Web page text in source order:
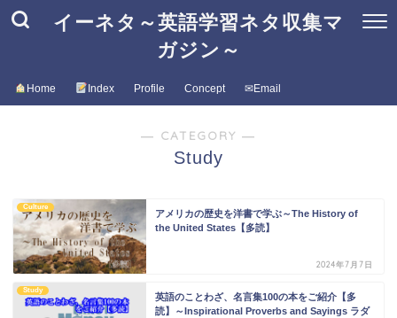
イーネタ～英語学習ネタ収集マ
ガジン～
Home Index Profile Concept ✉Email
― CATEGORY ―
Study
Culture
アメリカの歴史を洋書で学ぶ～The History of
the United States【多読】
2024年7月7日
Study
英語のことわざ、名言集100の本をご紹介【多
読】～Inspirational Proverbs and Sayings ラダ